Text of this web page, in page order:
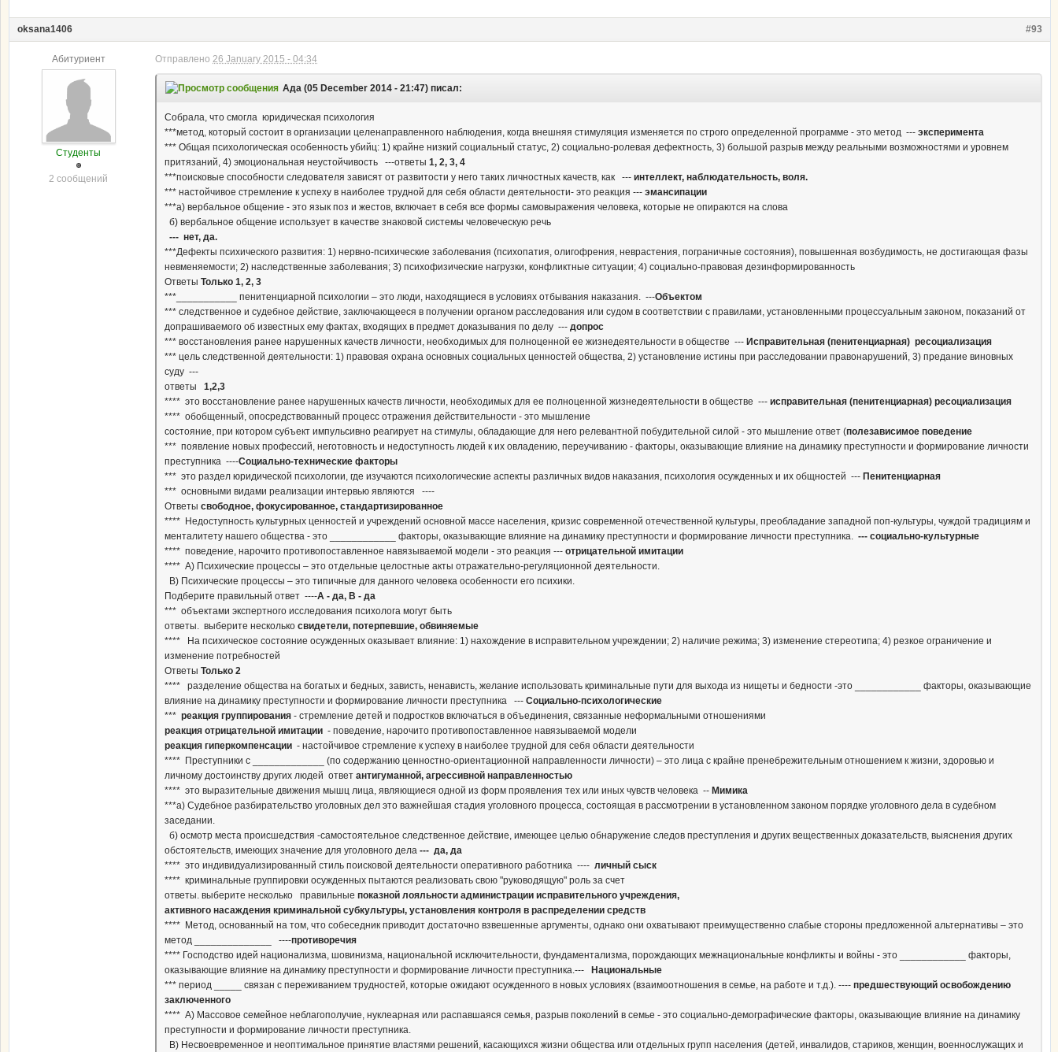
#93
oksana1406
Абитуриент
Студенты
2 сообщений
Отправлено 26 January 2015 - 04:34
Ада (05 December 2014 - 21:47) писал:
Собрала, что смогла юридическая психология
***метод, который состоит в организации целенаправленного наблюдения, когда внешняя стимуляция изменяется по строго определенной программе - это метод --- эксперимента
*** Общая психологическая особенность убийц: 1) край­не низкий социальный статус, 2) социально-ролевая де­фектность, 3) большой разрыв между реальными возможностями и уровнем
притязаний, 4) эмоциональная неустойчивость ---ответы 1, 2, 3, 4
***поисковые способности следователя зависят от развитости у него таких личностных качеств, как --- интеллект, наблюдательность, воля.
*** настойчивое стремление к успеху в наиболее трудной для себя области деятельности- это реакция --- эмансипации
***а) вербальное общение - это язык поз и жестов, включает в себя все формы самовыражения человека, которые не опираются на слова
б) вербальное общение использует в качестве знаковой системы человеческую речь
--- нет, да.
***Дефекты психического развития: 1) нервно-психические заболевания (психопатия, олигофрения, неврастения, пограничные состояния), повышенная возбудимость, не достигающая фазы
невменяемости; 2) наследственные заболевания; 3) психофизические нагрузки, конфликтные ситуации; 4) социально-правовая дезинформированность
Ответы Только 1, 2, 3
***___________ пенитенциарной психологии – это люди, находящиеся в условиях отбывания наказания. ---Объектом
*** следственное и судебное действие, заключающееся в получении органом расследования или судом в соответствии с правилами, установленными процессуальным законом, показаний от
допрашиваемого об известных ему фактах, входящих в предмет доказывания по делу --- допрос
*** восстановления ранее нарушенных качеств личности, необходимых для полноценной ее жизнедеятельности в обществе --- Исправительная (пенитенциарная) ресоциализация
*** цель следственной деятельности: 1) правовая охрана основных социальных ценностей общества, 2) установление истины при расследовании правонарушений, 3) предание виновных
суду ---
ответы 1,2,3
**** это восстановление ранее нарушенных качеств личности, необходимых для ее полноценной жизнедеятельности в обществе --- исправительная (пенитенциарная) ресоциализация
**** обобщенный, опосредствованный процесс отражения действительности - это мышление
состояние, при котором субъект импульсивно реагирует на стимулы, обладающие для него релевантной побудительной силой - это мышление ответ (полезависимое поведение
*** появление новых профессий, неготовность и недоступность людей к их овладению, переучиванию - факторы, оказывающие влияние на динамику преступности и формирование личности
преступника ----Социально-технические факторы
*** это раздел юридической психологии, где изучаются психологические аспекты различных видов наказания, психология осужденных и их общностей --- Пенитенциарная
*** основными видами реализации интервью являются ----
Ответы свободное, фокусированное, стандартизированное
**** Недоступность культурных ценностей и учреждений основной массе населения, кризис современной отечественной культуры, преобладание западной поп-культуры, чуждой традициям и
менталитету нашего общества - это ____________ факторы, оказывающие влияние на динамику преступности и формирование личности преступника. --- социально-культурные
**** поведение, нарочито противопоставленное навязываемой модели - это реакция --- отрицательной имитации
**** А) Психические процессы – это отдельные целостные акты отражательно-регуляционной деятельности.
В) Психические процессы – это типичные для данного человека особенности его психики.
Подберите правильный ответ ----А - да, В - да
*** объектами экспертного исследования психолога могут быть
ответы. выберите несколько свидетели, потерпевшие, обвиняемые
**** На психическое состояние осужденных оказывает влияние: 1) нахождение в исправительном учреждении; 2) наличие режима; 3) изменение стереотипа; 4) резкое ограничение и
изменение потребностей
Ответы Только 2
**** разделение общества на богатых и бедных, зависть, ненависть, желание использовать криминальные пути для выхода из нищеты и бедности -это ____________ факторы, оказывающие
влияние на динамику преступности и формирование личности преступника --- Социально-психологические
*** реакция группирования - стремление детей и подростков включаться в объединения, связанные неформальными отношениями
реакция отрицательной имитации - поведение, нарочито противопоставленное навязываемой модели
реакция гиперкомпенсации - настойчивое стремление к успеху в наиболее трудной для себя области деятельности
**** Преступники с _____________ (по содержанию ценностно-ориентационной направленности личности) – это лица с крайне пренебрежительным отношением к жизни, здоровью и
личному достоинству других людей ответ антигуманной, агрессивной направленностью
**** это выразительные движения мышц лица, являющиеся одной из форм проявления тех или иных чувств человека -- Мимика
***а) Судебное разбирательство уголовных дел это важнейшая стадия уголовного процесса, состоящая в рассмотрении в установленном законом порядке уголовного дела в судебном
заседании.
б) осмотр места происшедствия -самостоятельное следственное действие, имеющее целью обнаружение следов преступления и других вещественных доказательств, выяснения других
обстоятельств, имеющих значение для уголовного дела --- да, да
**** это индивидуализированный стиль поисковой деятельности оперативного работника ---- личный сыск
**** криминальные группировки осужденных пытаются реализовать свою "руководящую" роль за счет
ответы. выберите несколько правильные показной лояльности администрации исправительного учреждения,
активного насаждения криминальной субкультуры, установления контроля в распределении средств
**** Метод, основанный на том, что собеседник приводит достаточно взвешенные аргументы, однако они охватывают преимущественно слабые стороны предложенной альтернативы – это
метод ______________ ----противоречия
**** Господство идей национализма, шовинизма, национальной исключительности, фундаментализма, порождающих межнациональные конфликты и войны - это ____________ факторы,
оказывающие влияние на динамику преступности и формирование личности преступника.---
Национальные
*** период _____ связан с переживанием трудностей, которые ожидают осужденного в новых условиях (взаимоотношения в семье, на работе и т.д.). ---- предшествующий освобождению
заключенного
**** А) Массовое семейное неблагополучие, нуклеарная или распавшаяся семья, разрыв поколений в семье - это социально-демографические факторы, оказывающие влияние на динамику
преступности и формирование личности преступника.
В) Несвоевременное и неоптимальное принятие властями решений, касающихся жизни общества или отдельных групп населения (детей, инвалидов, стариков, женщин, военнослужащих и